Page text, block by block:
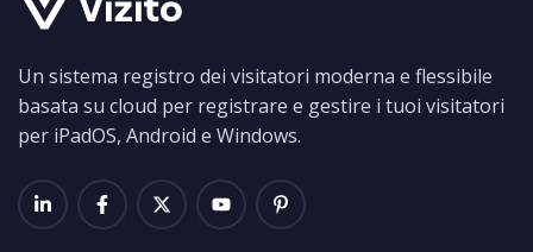
Un sistema registro dei visitatori moderna e flessibile
basata su cloud per registrare e gestire i tuoi visitatori
per iPadOS, Android e Windows.